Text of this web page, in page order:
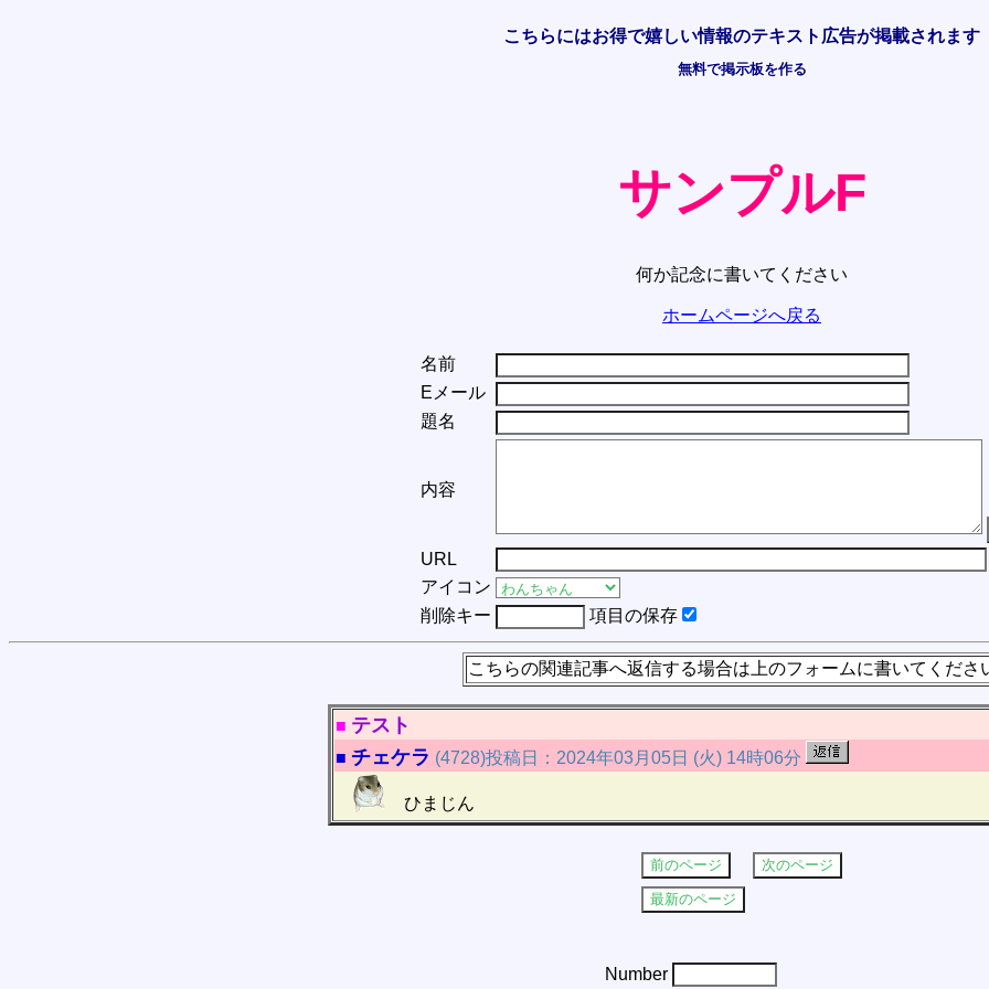
こちらにはお得で嬉しい情報のテキスト広告が掲載されます
無料で掲示板を作る
サンプルF
何か記念に書いてください
ホームページへ戻る
名前
Eメール
題名
内容
URL
アイコン
削除キー
項目の保存
こちらの関連記事へ返信する場合は上のフォームに書いてくださ
■ テスト
■ チェケラ (4728)投稿日：2024年03月05日 (火) 14時06分
ひまじん
Number